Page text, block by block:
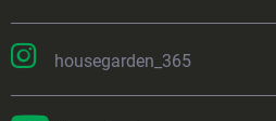
housegarden_365